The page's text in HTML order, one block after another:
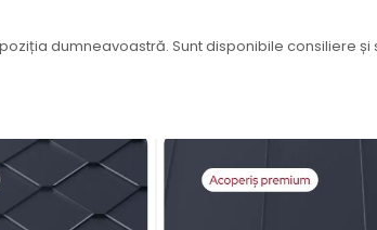
dumneavoastră. Sunt disponibile consiliere